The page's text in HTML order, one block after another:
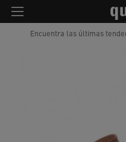
Encuentra las últimas